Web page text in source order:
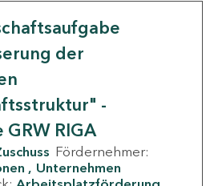
der
-
GRW RIGA
Fördernehmer:
Unternehmen